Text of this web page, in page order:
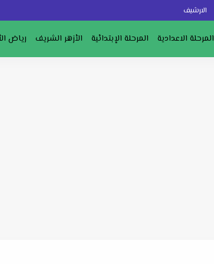
الارشيف
المرحلة الاعدادية المرحلة الإبتدائية الأزهر الشريف رياض